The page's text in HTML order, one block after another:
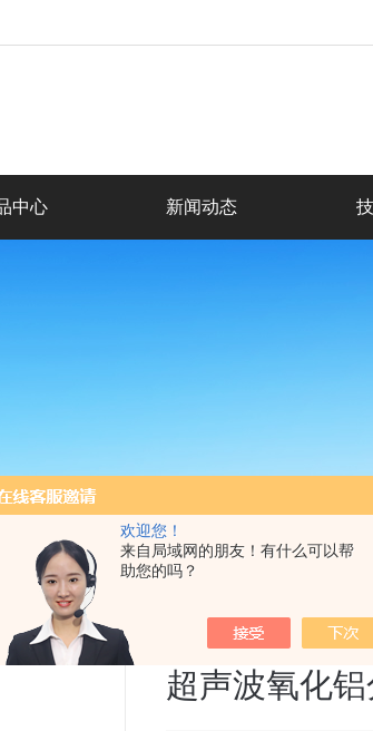
欢迎您！
来自局域网的朋友！有什么可以帮
助您的吗？
中心 新闻动态
机 >JH-SC250-6000-JB超声波氧化铝分散设备
超声波氧化